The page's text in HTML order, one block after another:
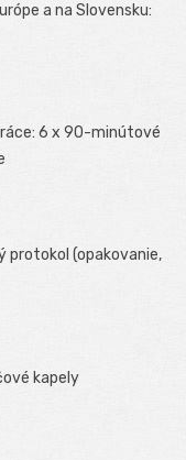
a na Slovensku:
6 x 90-minútové
protokol (opakovanie,
kapely